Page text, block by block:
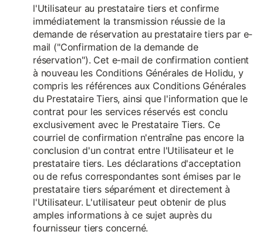
l'Utilisateur au prestataire tiers et confirme
immédiatement la transmission réussie de la
demande de réservation au prestataire tiers par e-
mail ("Confirmation de la demande de
réservation"). Cet e-mail de confirmation contient
à nouveau les Conditions Générales de Holidu, y
compris les références aux Conditions Générales
du Prestataire Tiers, ainsi que l'information que le
contrat pour les services réservés est conclu
exclusivement avec le Prestataire Tiers. Ce
courriel de confirmation n'entraîne pas encore la
conclusion d'un contrat entre l'Utilisateur et le
prestataire tiers. Les déclarations d'acceptation
ou de refus correspondantes sont émises par le
prestataire tiers séparément et directement à
l'Utilisateur. L'utilisateur peut obtenir de plus
amples informations à ce sujet auprès du
fournisseur tiers concerné.